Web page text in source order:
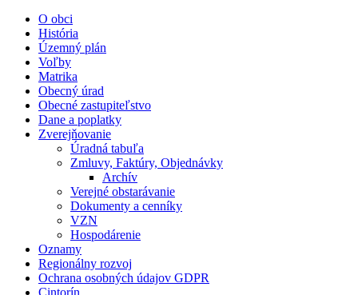
O obci
História
Územný plán
Voľby
Matrika
Obecný úrad
Obecné zastupiteľstvo
Dane a poplatky
Zverejňovanie
Úradná tabuľa
Zmluvy, Faktúry, Objednávky
Archív
Verejné obstarávanie
Dokumenty a cenníky
VZN
Hospodárenie
Oznamy
Regionálny rozvoj
Ochrana osobných údajov GDPR